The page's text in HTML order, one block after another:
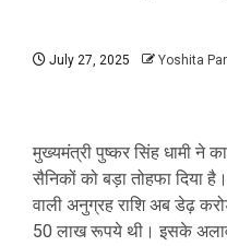
July 27, 2025 Yoshita
मुख्यमंत्री पुष्कर सिंह धामी ने
सैनिकों को बड़ा तोहफा दिया
वाली अनुग्रह राशि अब डेढ़
50 लाख रूपये थी। इसके